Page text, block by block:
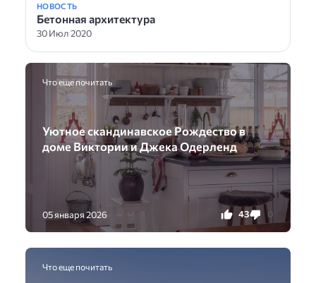
НОВОСТЬ
Бетонная архитектура
30 Июл 2020
Что еще почитать
Уютное скандинавское Рождество в
доме Виктории и Джека Одерленд
05 января 2026 43 0
Что еще почитать